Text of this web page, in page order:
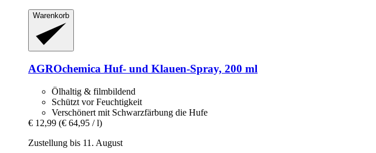
Warenkorb
AGROchemica Huf-​ und Klauen-​Spray, 200 ml
Ölhaltig & filmbildend
Schützt vor Feuchtigkeit
Verschönert mit Schwarzfärbung die Hufe
€ 12,99 (€ 64,95 / l)
Zustellung bis 11. August